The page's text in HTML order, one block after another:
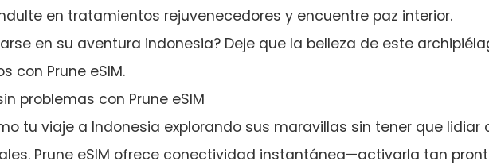
en tratamientos rejuvenecedores y encuentre paz interior.
en su aventura indonesia? Deje que la belleza de este
con Prune eSIM.
problemas con Prune eSIM
tu viaje a Indonesia explorando sus maravillas sin tener que lidiar
Prune eSIM ofrece conectividad instantánea—activarla tan